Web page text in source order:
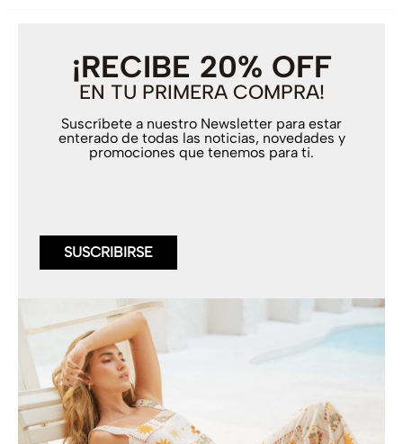
¡RECIBE 20% OFF
EN TU PRIMERA COMPRA!
Suscríbete a nuestro Newsletter para estar
enterado de todas las noticias, novedades y
promociones que tenemos para ti.
SUSCRIBIRSE